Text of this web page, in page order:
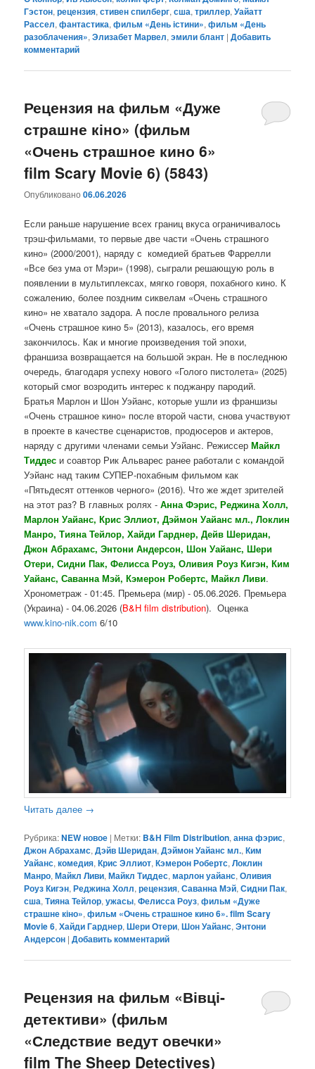
Гэстон,рецензия,стивен спилберг,сша,триллер,Уайатт
Рассел,фантастика,фильм «День істини»,фильм «День
разоблачения»,Элизабет Марвел,эмили блант |Добавить
комментарий
Рецензия на фильм «Дуже
страшне кіно» (фильм
«Очень страшное кино 6»
film Scary Movie 6) (5843)
Опубликовано06.06.2026
Если раньше нарушение всех границ вкуса ограничивалось
трэш-фильмами, то первые две части «Очень страшного
кино» (2000/2001), наряду с комедией братьев Фаррелли
«Все без ума от Мэри» (1998), сыграли решающую роль в
появлении в мультиплексах, мягко говоря, похабного кино. К
сожалению, более поздним сиквелам «Очень страшного
кино» не хватало задора. А после провального релиза
«Очень страшное кино 5» (2013), казалось, его время
закончилось. Как и многие произведения той эпохи,
франшиза возвращается на большой экран. Не в последнюю
очередь, благодаря успеху нового «Голого пистолета» (2025)
который смог возродить интерес к поджанру пародий.
Братья Марлон и Шон Уэйанс, которые ушли из франшизы
«Очень страшное кино» после второй части, снова участвуют
в проекте в качестве сценаристов, продюсеров и актеров,
наряду с другими членами семьи Уэйанс. РежиссерМайкл
Тиддес и соавтор Рик Альварес ранее работали с командой
Уэйанс над таким СУПЕР-похабным фильмом как
«Пятьдесят оттенков черного» (2016). Что же ждет зрителей
на этот раз? В главных ролях -Анна Фэрис, Реджина Холл,
Марлон Уайанс, Крис Эллиот, Дэймон Уайанс мл., Локлин
Манро, Тияна Тейлор, Хайди Гарднер, Дейв Шеридан,
Джон Абрахамс, Энтони Андерсон, Шон Уайанс, Шери
Отери, Сидни Пак, Фелисса Роуз, Оливия Роуз Кигэн, Ким
Уайанс, Саванна Мэй, Кэмерон Робертс, Майкл Ливи.
Хронометраж - 01:45. Премьера (мир) - 05.06.2026. Премьера
(Украина) - 04.06.2026 (B&H film distribution). Оценка
www.kino-nik.com 6/10
Читать далее →
Рубрика:NEW новое | Метки: B&H Film Distribution,анна фэрис,
Джон Абрахамс,Дэйв Шеридан,Дэймон Уайанс мл.,Ким
Уайанс,комедия,Крис Эллиот,Кэмерон Робертс,Локлин
Манро,Майкл Ливи,Майкл Тиддес,марлон уайанс,Оливия
Роуз Кигэн,Реджина Холл,рецензия,Саванна Мэй,Сидни Пак,
сша,Тияна Тейлор,ужасы,Фелисса Роуз,фильм «Дуже
страшне кіно»,фильм «Очень страшное кино 6». film Scary
Movie 6,Хайди Гарднер,Шери Отери,Шон Уайанс,Энтони
Андерсон |Добавить комментарий
Рецензия на фильм «Вівці-
детективи» (фильм
«Следствие ведут овечки»
film The Sheep Detectives)